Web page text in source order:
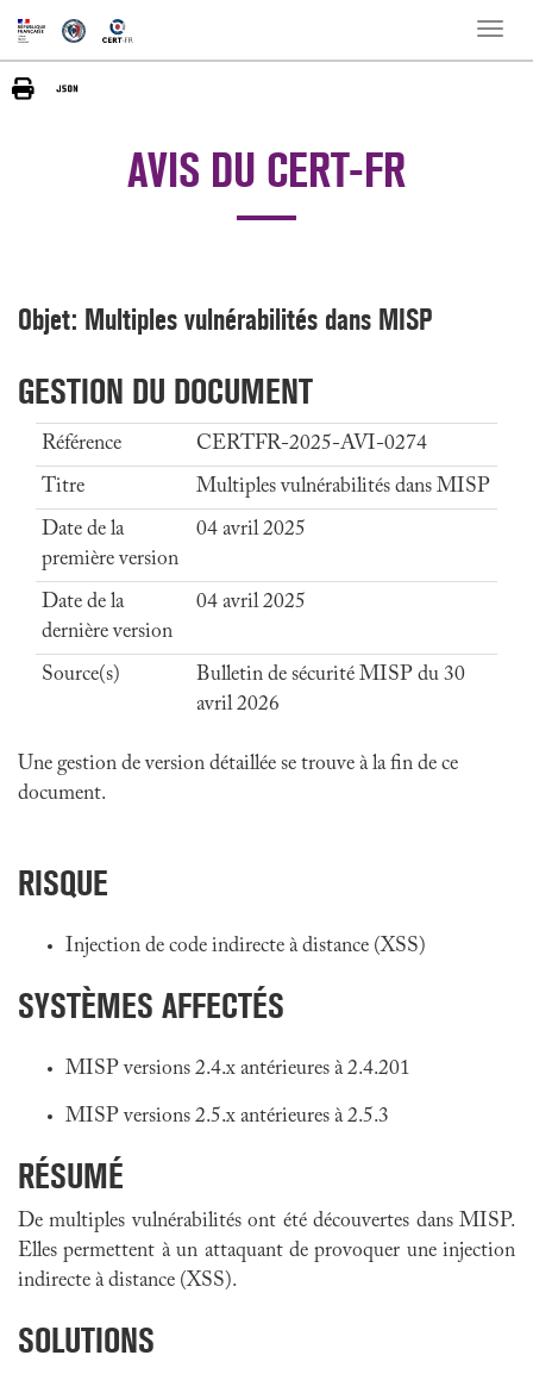
Toggle
AVIS DU CERT-FR
Objet: Multiples vulnérabilités dans MISP
GESTION DU DOCUMENT
Référence
CERTFR-2025-AVI-0274
Titre
Multiples vulnérabilités dans MISP
Date de la
première version
04 avril 2025
Date de la
dernière version
04 avril 2025
Source(s)
Bulletin de sécurité MISP du 30
avril 2026
Une gestion de version détaillée se trouve à la fin de ce
document.
RISQUE
Injection de code indirecte à distance (XSS)
SYSTÈMES AFFECTÉS
MISP versions 2.4.x antérieures à 2.4.201
MISP versions 2.5.x antérieures à 2.5.3
RÉSUMÉ
De multiples vulnérabilités ont été découvertes dans MISP.
Elles permettent à un attaquant de provoquer une injection
indirecte à distance (XSS).
SOLUTIONS